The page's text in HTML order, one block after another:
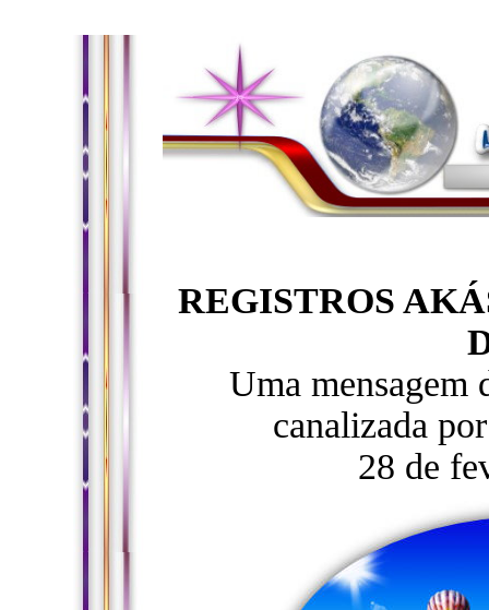
REGISTROS
Uma mensagem
canalizada
28 de